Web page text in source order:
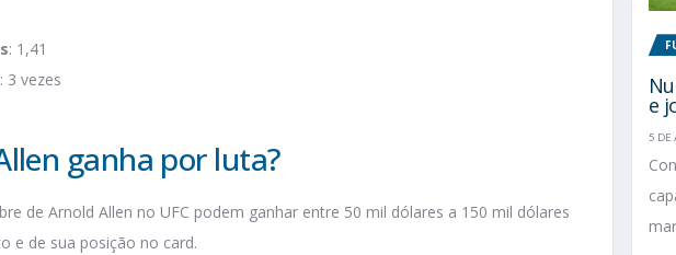
: 1,41
: 3 vezes
ganha por luta?
de Arnold Allen no UFC podem ganhar entre 50 mil dólares a 150 mil dólares
e de sua posição no card.
e
5 DE